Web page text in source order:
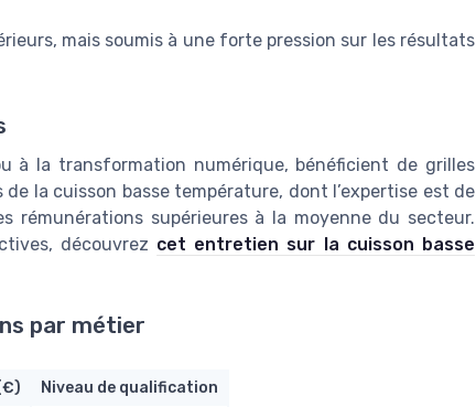
mais soumis à une forte pression sur les résultats
à la transformation numérique, bénéficient de grilles
la cuisson basse température, dont l’expertise est de
rémunérations supérieures à la moyenne du secteur.
découvrez cet entretien sur la cuisson basse
par métier
Niveau de qualification